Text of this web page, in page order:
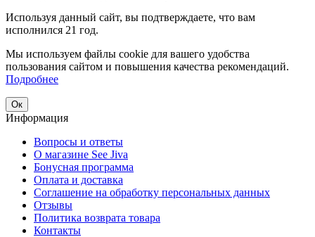
Используя данный сайт, вы подтверждаете, что вам
исполнился 21 год.
Мы используем файлы cookie для вашего удобства
пользования сайтом и повышения качества рекомендаций.
Подробнее
Ок
Информация
Вопросы и ответы
О магазине See Jiva
Бонусная программа
Оплата и доставка
Соглашение на обработку персональных данных
Отзывы
Политика возврата товара
Контакты